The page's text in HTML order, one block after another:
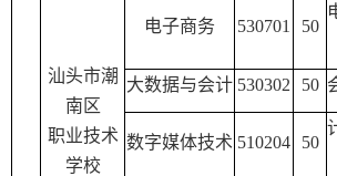
汕头市潮
南区
职业技术
学校
电子商务 530701 50
大数据与会计 530302 50
数字媒体技术 510204 50